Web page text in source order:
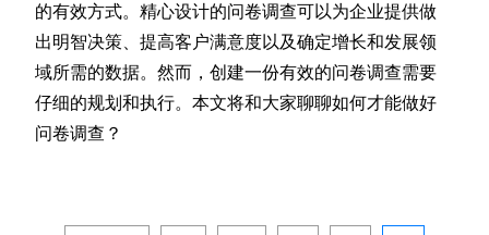
的有效方式。精心设计的问卷调查可以为企业提供做
出明智决策、提高客户满意度以及确定增长和发展领
域所需的数据。然而，创建一份有效的问卷调查需要
仔细的规划和执行。本文将和大家聊聊如何才能做好
问卷调查？